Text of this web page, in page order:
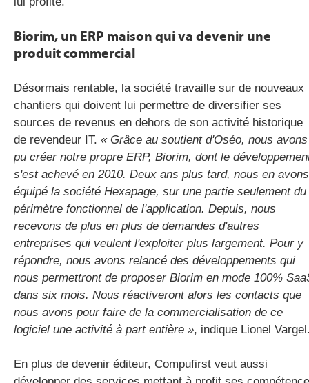
Biorim, un ERP maison qui va devenir une
produit commercial
Désormais rentable, la société travaille sur de nouveaux
chantiers qui doivent lui permettre de diversifier ses
sources de revenus en dehors de son activité historique
de revendeur IT. « Grâce au soutient d'Oséo, nous avons
pu créer notre propre ERP, Biorim, dont le
s'est achevé en 2010. Deux ans plus tard, nous en avons
équipé la société Hexapage, sur une partie seulement du
périmètre fonctionnel de l'application. Depuis, nous
recevons de plus en plus de demandes d'autres
entreprises qui veulent l'exploiter plus largement. Pour y
répondre, nous avons relancé des développements qui
nous permettront de proposer Biorim en mode 100%
dans six mois. Nous réactiveront alors les contacts que
nous avons pour faire de la commercialisation de ce
logiciel une activité à part entière », indique Lionel
En plus de devenir éditeur, Compufirst veut aussi